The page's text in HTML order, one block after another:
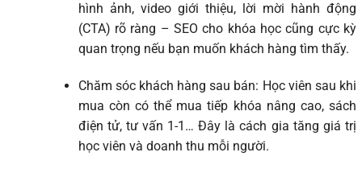
hình ảnh, video giới thiệu, lời mời hành động
(CTA) rõ ràng – SEO cho khóa học cũng cực kỳ
quan trọng nếu bạn muốn khách hàng tìm thấy.
Chăm sóc khách hàng sau bán: Học viên sau khi
mua còn có thể mua tiếp khóa nâng cao, sách
điện tử, tư vấn 1-1… Đây là cách gia tăng giá trị
học viên và doanh thu mỗi người.